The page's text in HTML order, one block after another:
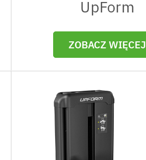
UpForm
ZOBACZ WIĘCEJ